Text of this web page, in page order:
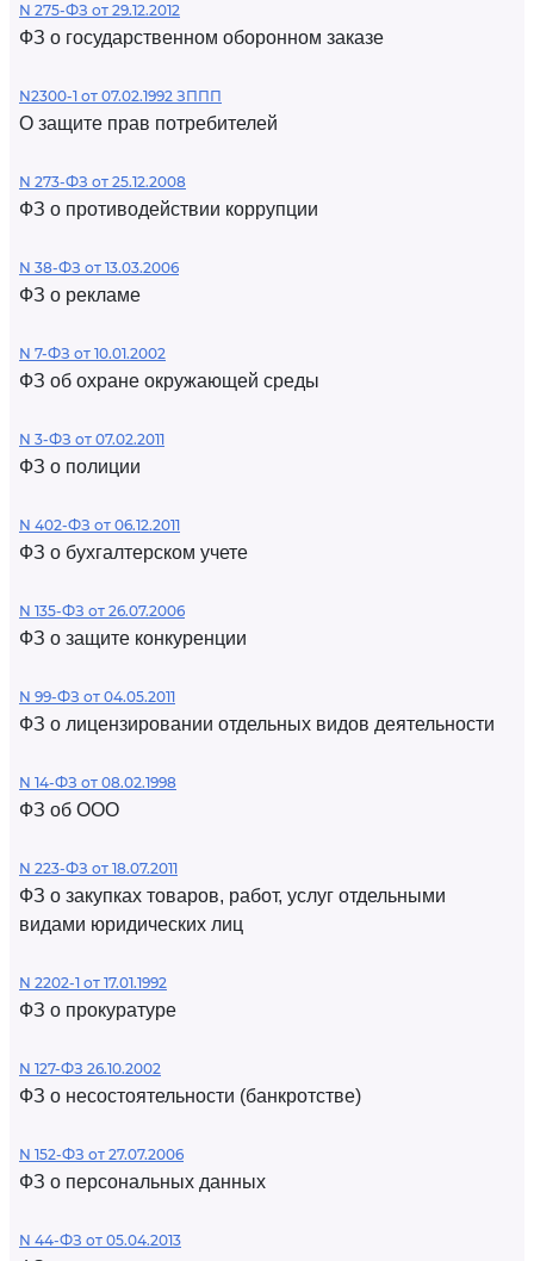
N 275-ФЗ от 29.12.2012
ФЗ о государственном оборонном заказе
N2300-1 от 07.02.1992 ЗППП
О защите прав потребителей
N 273-ФЗ от 25.12.2008
ФЗ о противодействии коррупции
N 38-ФЗ от 13.03.2006
ФЗ о рекламе
N 7-ФЗ от 10.01.2002
ФЗ об охране окружающей среды
N 3-ФЗ от 07.02.2011
ФЗ о полиции
N 402-ФЗ от 06.12.2011
ФЗ о бухгалтерском учете
N 135-ФЗ от 26.07.2006
ФЗ о защите конкуренции
N 99-ФЗ от 04.05.2011
ФЗ о лицензировании отдельных видов деятельности
N 14-ФЗ от 08.02.1998
ФЗ об ООО
N 223-ФЗ от 18.07.2011
ФЗ о закупках товаров, работ, услуг отдельными
видами юридических лиц
N 2202-1 от 17.01.1992
ФЗ о прокуратуре
N 127-ФЗ 26.10.2002
ФЗ о несостоятельности (банкротстве)
N 152-ФЗ от 27.07.2006
ФЗ о персональных данных
N 44-ФЗ от 05.04.2013